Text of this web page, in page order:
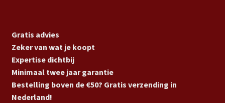
Gratis advies
Zeker van wat je koopt
Expertise dichtbij
Minimaal twee jaar garantie
Bestelling boven de €50? Gratis verzending in
Nederland!